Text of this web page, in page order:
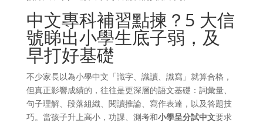
中文專科補習點揀？5 大信
號睇出小學生底子弱，及
早打好基礎
不少家長以為小學中文「識字、識讀、識寫」就算合格，
但真正影響成績的，往往是更深層的語文基礎：詞彙量、
句子理解、段落組織、閱讀推論、寫作表達，以及答題技
巧。當孩子升上高小，功課、測考和小學呈分試中文要求